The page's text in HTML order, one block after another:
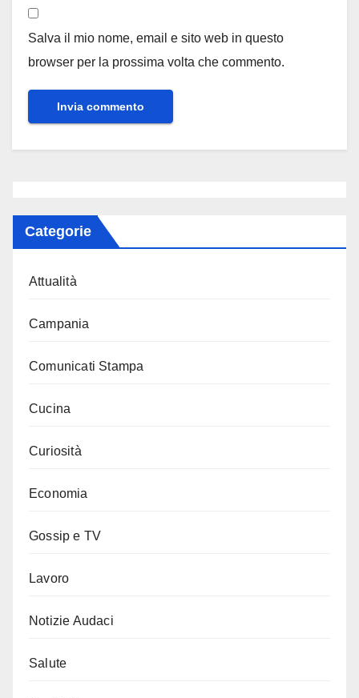
Salva il mio nome, email e sito web in questo
browser per la prossima volta che commento.
Categorie
Attualità
Campania
Comunicati Stampa
Cucina
Curiosità
Economia
Gossip e TV
Lavoro
Notizie Audaci
Salute